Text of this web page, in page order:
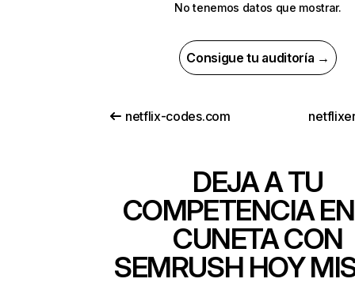
No tenemos datos que mostrar.
Consigue tu auditoría →
netflix-codes.com
DEJA A TU
COMPETENCIA
CUNETA CON
SEMRUSH HOY